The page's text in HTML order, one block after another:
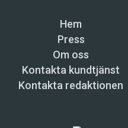
Hem
Press
Om oss
Kontakta kundtjänst
Kontakta redaktionen